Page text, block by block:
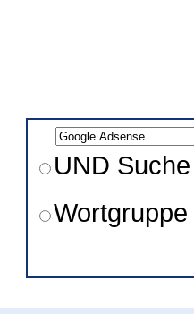
UND Suche
Wortgruppe